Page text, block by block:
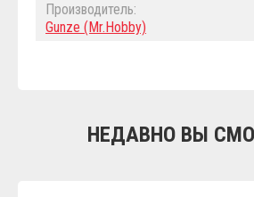
Производитель:
Gunze (Mr.Hobby)
НЕДАВНО ВЫ